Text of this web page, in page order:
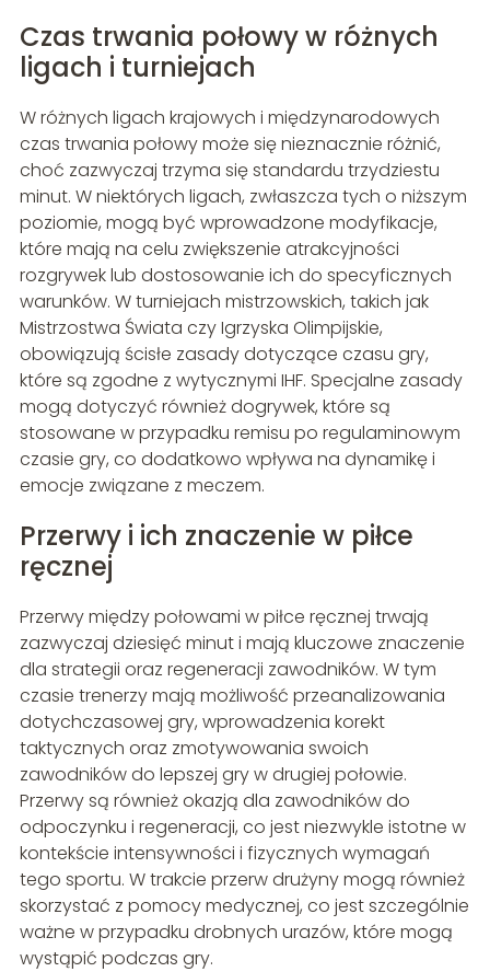
Czas trwania połowy w różnych
ligach i turniejach
W różnych ligach krajowych i międzynarodowych
czas trwania połowy może się nieznacznie różnić,
choć zazwyczaj trzyma się standardu trzydziestu
minut. W niektórych ligach, zwłaszcza tych o niższym
poziomie, mogą być wprowadzone modyfikacje,
które mają na celu zwiększenie atrakcyjności
rozgrywek lub dostosowanie ich do specyficznych
warunków. W turniejach mistrzowskich, takich jak
Mistrzostwa Świata czy Igrzyska Olimpijskie,
obowiązują ścisłe zasady dotyczące czasu gry,
które są zgodne z wytycznymi IHF. Specjalne zasady
mogą dotyczyć również dogrywek, które są
stosowane w przypadku remisu po regulaminowym
czasie gry, co dodatkowo wpływa na dynamikę i
emocje związane z meczem.
Przerwy i ich znaczenie w piłce
ręcznej
Przerwy między połowami w piłce ręcznej trwają
zazwyczaj dziesięć minut i mają kluczowe znaczenie
dla strategii oraz regeneracji zawodników. W tym
czasie trenerzy mają możliwość przeanalizowania
dotychczasowej gry, wprowadzenia korekt
taktycznych oraz zmotywowania swoich
zawodników do lepszej gry w drugiej połowie.
Przerwy są również okazją dla zawodników do
odpoczynku i regeneracji, co jest niezwykle istotne w
kontekście intensywności i fizycznych wymagań
tego sportu. W trakcie przerw drużyny mogą również
skorzystać z pomocy medycznej, co jest szczególnie
ważne w przypadku drobnych urazów, które mogą
wystąpić podczas gry.